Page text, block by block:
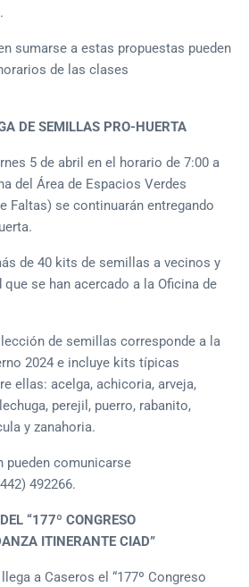
sumarse a estas propuestas pueden
de las clases
DE SEMILLAS PRO-HUERTA
5 de abril en el horario de 7:00 a
del Área de Espacios Verdes
Faltas) se continuarán entregando
de 40 kits de semillas a vecinos y
se han acercado a la Oficina de
de semillas corresponde a la
2024 e incluye kits típicas
ellas: acelga, achicoria, arveja,
perejil, puerro, rabanito,
y zanahoria.
pueden comunicarse
492266.
“177º CONGRESO
ITINERANTE CIAD”
a Caseros el “177º Congreso